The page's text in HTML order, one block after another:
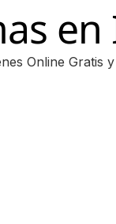
Online Gratis